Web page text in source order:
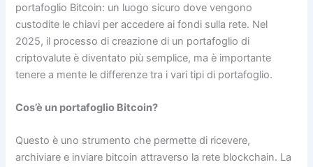
portafoglio Bitcoin: un luogo sicuro dove vengono
custodite le chiavi per accedere ai fondi sulla rete. Nel
2025, il processo di creazione di un portafoglio di
criptovalute è diventato più semplice, ma è importante
tenere a mente le differenze tra i vari tipi di portafoglio.
Cos’è un portafoglio Bitcoin?
Questo è uno strumento che permette di ricevere,
archiviare e inviare bitcoin attraverso la rete blockchain. La